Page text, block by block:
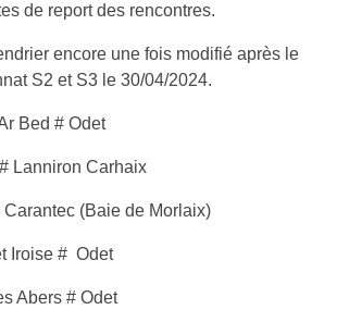
de report des rencontres.
encore une fois modifié après le
S2 et S3 le 30/04/2024.
Bed # Odet
Lanniron Carhaix
Carantec (Baie de Morlaix)
Iroise # Odet
Abers # Odet